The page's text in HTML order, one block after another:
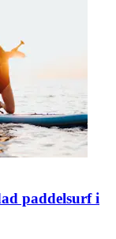
paddelsurf i